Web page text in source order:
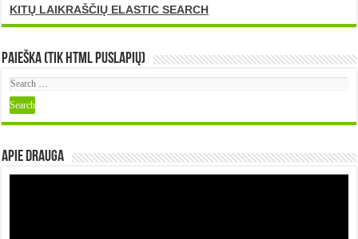
KITŲ LAIKRAŠČIŲ ELASTIC SEARCH
Paieška (tik HTML puslapių)
Apie DRAUGA